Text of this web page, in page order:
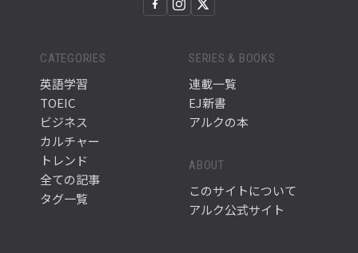
CATEGORIES
英語学習
TOEIC
ビジネス
カルチャー
トレンド
全ての記事
タグ一覧
SERIES & BOOKS
連載一覧
EJ新書
アルクの本
ABOUT
このサイトについて
アルク公式サイト